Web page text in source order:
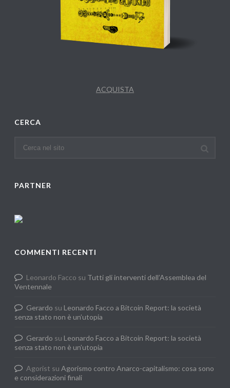
ACQUISTA
CERCA
PARTNER
COMMENTI RECENTI
Leonardo Facco su Tutti gli interventi dell’Assemblea del
Ventennale
Gerardo su Leonardo Facco a Bitcoin Report: la società
senza stato non è un’utopia
Gerardo su Leonardo Facco a Bitcoin Report: la società
senza stato non è un’utopia
Agorist suAgorismo contro Anarco-capitalismo: cosa sono
e considerazioni finali